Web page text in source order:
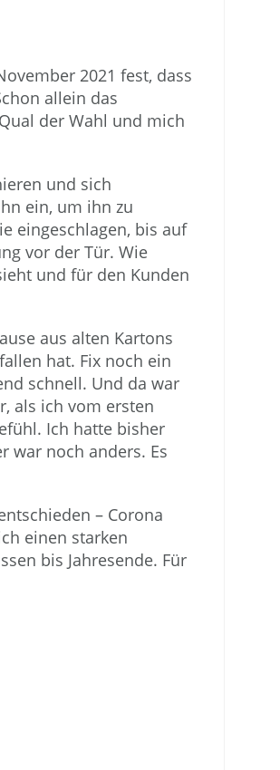
2021 fest, dass
allein das
der Wahl und mich
und sich
ein, um ihn zu
eingeschlagen, bis auf
vor der Tür. Wie
und für den Kunden
aus alten Kartons
hat. Fix noch ein
schnell. Und da war
als ich vom ersten
Ich hatte bisher
war noch anders. Es
– Corona
einen starken
bis Jahresende. Für